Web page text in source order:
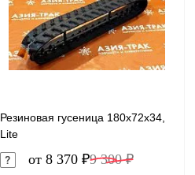
Резиновая гусеница 180x72x34,
Lite
от 8 370 ₽9 300 ₽